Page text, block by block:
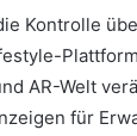
Kontrolle
AR-Welt
für